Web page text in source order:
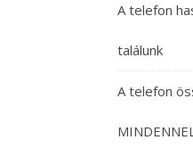
A telefon
találunk
A telefon